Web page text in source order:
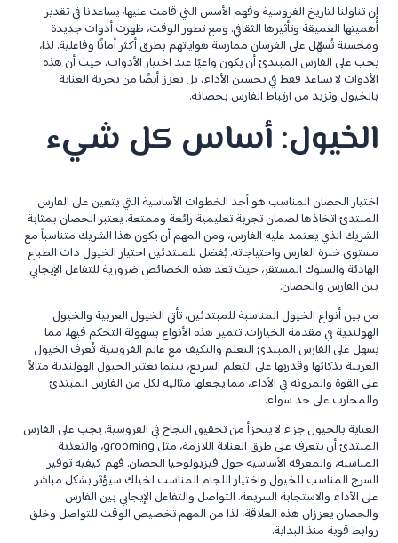
إن تناولنا لتاريخ الفروسية وفهم الأسس التي قامت عليها، يساعدنا في تقدير
أهميتها العميقة وتأثيرها الثقافي. ومع تطور الوقت، ظهرت أدوات جديدة
ومحسنة تُسهّل على الفرسان ممارسة هواياتهم بطرق أكثر أمانًا وفاعلية. لذا،
يجب على الفارس المبتدئ أن يكون واعيًا عند اختيار الأدوات، حيث أن هذه
الأدوات لا تساعد فقط في تحسين الأداء، بل تعزز أيضًا من تجربة العناية
بالخيول وتزيد من ارتباط الفارس بحصانه.
الخيول: أساس كل شيء
اختيار الحصان المناسب هو أحد الخطوات الأساسية التي يتعين على الفارس
المبتدئ اتخاذها لضمان تجربة تعليمية رائعة وممتعة. يعتبر الحصان بمثابة
الشريك الذي يعتمد عليه الفارس، ومن المهم أن يكون هذا الشريك متناسباً مع
مستوى خبرة الفارس واحتياجاته. يُفضل للمبتدئين اختيار الخيول ذات الطباع
الهادئة والسلوك المستقر، حيث تعد هذه الخصائص ضرورية للتفاعل الإيجابي
بين الفارس والحصان.
من بين أنواع الخيول المناسبة للمبتدئين، تأتي الخيول العربية والخيول
الهولندية في مقدمة الخيارات. تتميز هذه الأنواع بسهولة التحكم فيها، مما
يسهل على الفارس المبتدئ التعلم والتكيف مع عالم الفروسية. تُعرف الخيول
العربية بذكائها وقدرتها على التعلم السريع، بينما تعتبر الخيول الهولندية مثالاً
على القوة والمرونة في الأداء، مما يجعلها مثالية لكل من الفارس المبتدئ
والمحارب على حد سواء.
العناية بالخيول جزء لا يتجزأ من تحقيق النجاح في الفروسية. يجب على الفارس
المبتدئ أن يتعرف على طرق العناية اللازمة، مثل grooming، والتغذية
المناسبة، والمعرفة الأساسية حول فيزيولوجيا الحصان. فهم كيفية توفير
السرج المناسب للخيول واختيار اللجام المناسب لخيلك سيؤثر بشكل مباشر
على الأداء والاستجابة السريعة. التواصل والتفاعل الإيجابي بين الفارس
والحصان يعززان هذه العلاقة، لذا من المهم تخصيص الوقت للتواصل وخلق
روابط قوية منذ البداية.